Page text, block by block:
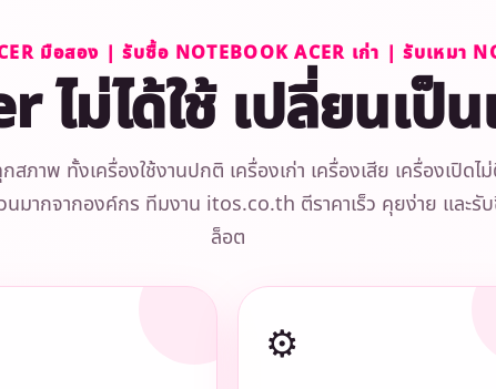
มือสอง | รับซื้อ NOTEBOOK ACER เก่า | รับเหมา
ม่ได้ใช้ เปลี่ยนเป็
าพ ทั้งเครื่องใช้งานปกติ เครื่องเก่า เครื่องเสีย เครื่องเปิด
นมากจากองค์กร ทีมงาน itos.co.th ตีราคาเร็ว คุยง่าย และรั
ล็อต
⚙️